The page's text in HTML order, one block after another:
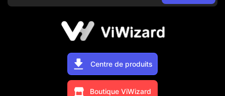
Centre de produits
Boutique ViWizard